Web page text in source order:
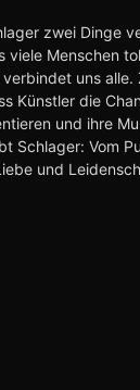
zwei Dinge
viele Menschen
uns alle.
Künstler die
und ihre
Schlager: Vom
und